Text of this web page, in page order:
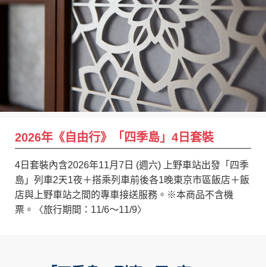
2026年《自由行》「四季島」4日套裝
4日套裝內含2026年11月7日 (週六) 上野車站出發「四季
島」列車2天1夜＋搭乘列車前後各1晚東京市區飯店＋飯
店與上野車站之間的專車接送服務。※本商品不含機
票。〈旅行期間：11/6～11/9〉